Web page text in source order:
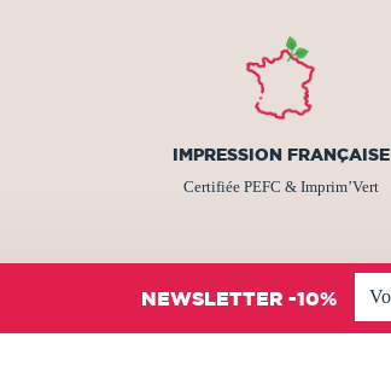
IMPRESSION FRANÇAISE
Certifiée PEFC & Imprim’Vert
NEWSLETTER -10%